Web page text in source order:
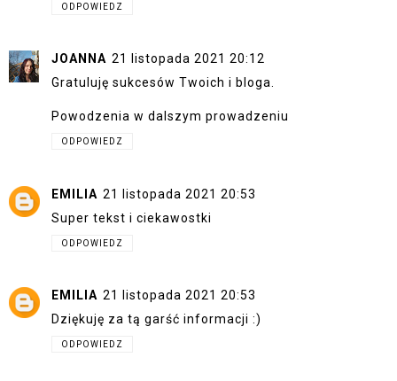
ODPOWIEDZ
JOANNA 21 listopada 2021 20:12
Gratuluję sukcesów Twoich i bloga.
Powodzenia w dalszym prowadzeniu
ODPOWIEDZ
EMILIA 21 listopada 2021 20:53
Super tekst i ciekawostki
ODPOWIEDZ
EMILIA 21 listopada 2021 20:53
Dziękuję za tą garść informacji :)
ODPOWIEDZ